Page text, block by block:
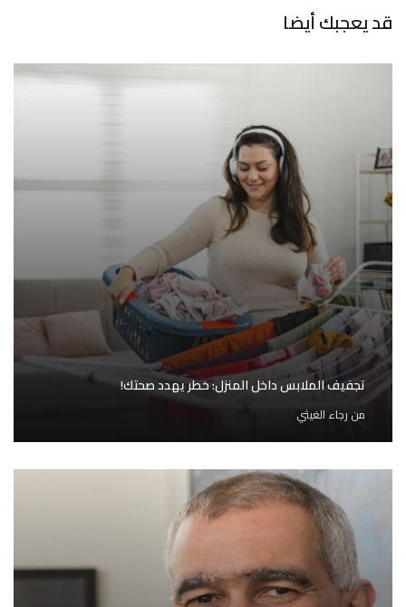
قد يعجبك أيضا
تجفيف الملابس داخل المنزل: خطر يهدد صحتك!
من رجاء الغيثي